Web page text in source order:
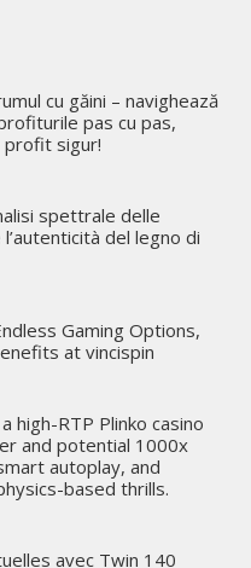
cu găini – navighează
pas cu pas,
sigur!
spettrale delle
del legno di
Gaming Options,
at vincispin
high-RTP Plinko casino
and potential 1000x
autoplay, and
based thrills.
avec Twin 140